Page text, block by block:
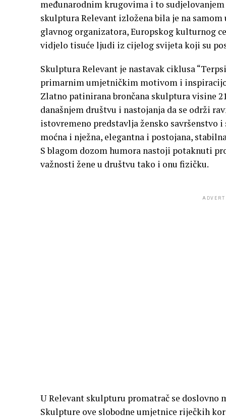
međunarodnim krugovima i to
skulptura Relevant izložena bila je na
glavnog organizatora, Europskog kulturnog
vidjelo tisuće ljudi iz cijelog svijeta koji su
Skulptura Relevant je nastavak ciklusa
primarnim umjetničkim motivom i
Zlatno patinirana brončana skulptura visine
današnjem društvu i nastojanja da se održi
istovremeno predstavlja žensko savršenstvo
moćna i nježna, elegantna i postojana,
S blagom dozom humora nastoji potaknuti
važnosti žene u društvu tako i onu fizičku.
U Relevant skulpturu promatrač se
Skulpture ove slobodne umjetnice riječkih